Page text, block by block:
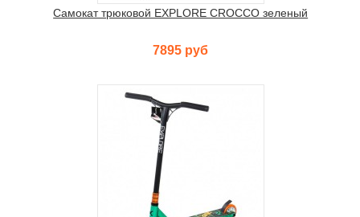
Самокат трюковой EXPLORE CROCCO зеленый
7895 руб